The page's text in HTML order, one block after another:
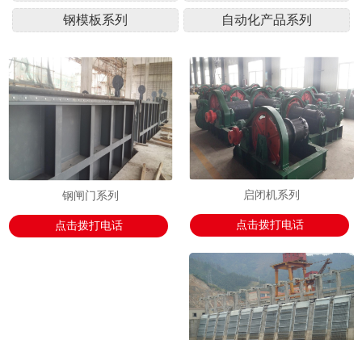
钢模板系列 自动化产品系列
钢闸门系列
点击拨打电话
启闭机系列
点击拨打电话